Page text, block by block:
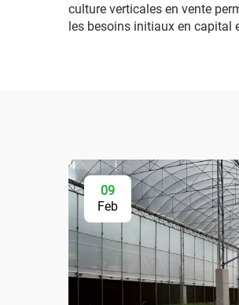
culture verticales en vente
les besoins initiaux en capital
09
Feb